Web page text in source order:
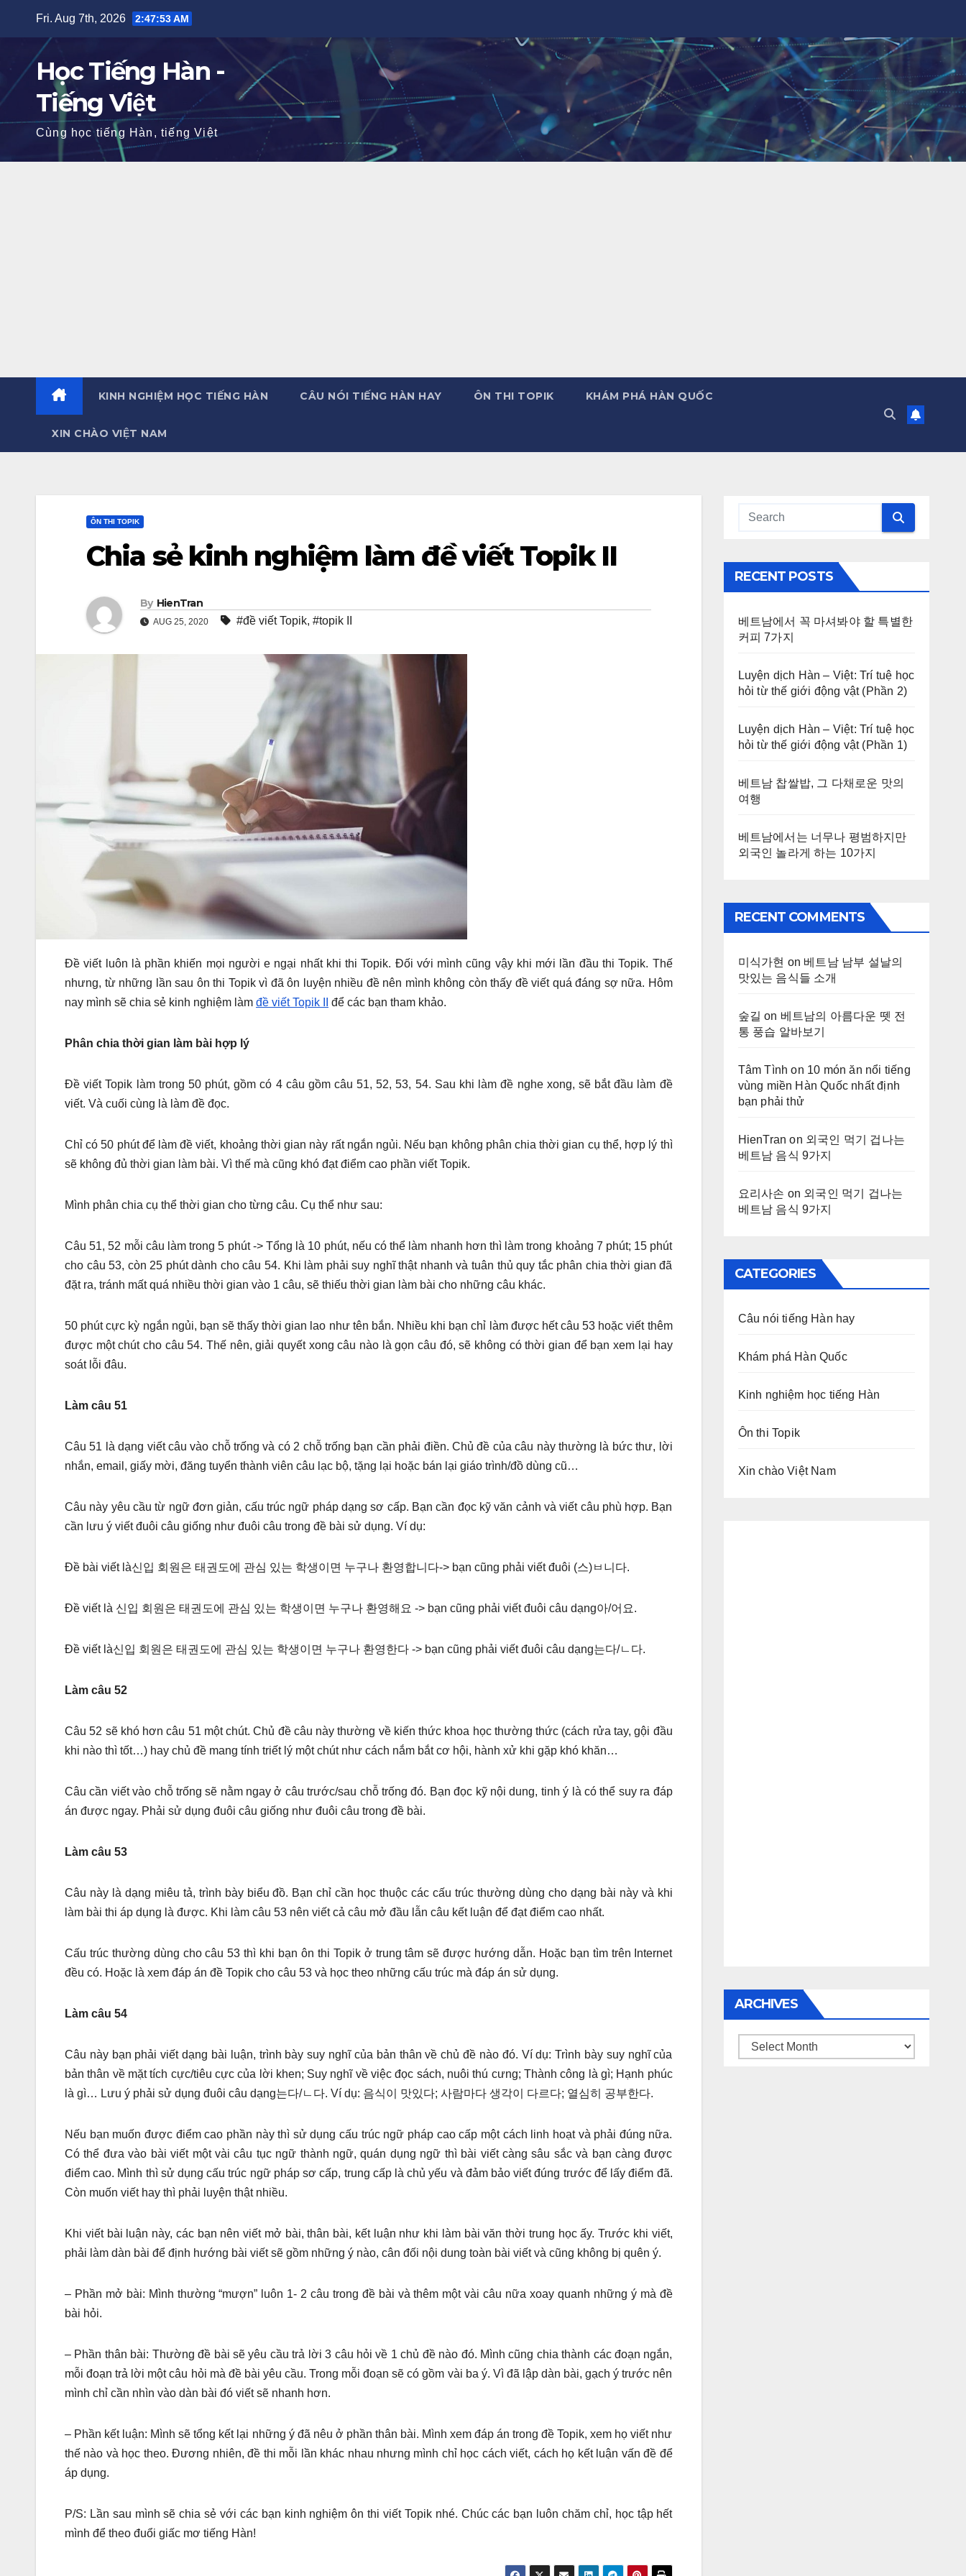
content
Fri. Aug 7th, 2026 2:47:53 AM
Học Tiếng Hàn -
Tiếng Việt
Cùng học tiếng Hàn, tiếng Việt
KINH NGHIỆM HỌC TIẾNG HÀN CÂU NÓI TIẾNG HÀN HAY ÔN THI TOPIK KHÁM PHÁ HÀN QUỐC
XIN CHÀO VIỆT NAM
ÔN THI TOPIK
Chia sẻ kinh nghiệm làm đề viết Topik II
By HienTran
AUG 25, 2020 #đề viết Topik, #topik II
Đề viết luôn là phần khiến mọi người e ngại nhất khi thi Topik. Đối với mình cũng vậy khi mới lần đầu thi Topik. Thế
nhưng, từ những lần sau ôn thi Topik vì đã ôn luyện nhiều đề nên mình không còn thấy đề viết quá đáng sợ nữa. Hôm
nay mình sẽ chia sẻ kinh nghiệm làm đề viết Topik II để các bạn tham khảo.
Phân chia thời gian làm bài hợp lý
Đề viết Topik làm trong 50 phút, gồm có 4 câu gồm câu 51, 52, 53, 54. Sau khi làm đề nghe xong, sẽ bắt đầu làm đề
viết. Và cuối cùng là làm đề đọc.
Chỉ có 50 phút để làm đề viết, khoảng thời gian này rất ngắn ngủi. Nếu bạn không phân chia thời gian cụ thể, hợp lý thì
sẽ không đủ thời gian làm bài. Vì thế mà cũng khó đạt điểm cao phần viết Topik.
Mình phân chia cụ thể thời gian cho từng câu. Cụ thể như sau:
Câu 51, 52 mỗi câu làm trong 5 phút -> Tổng là 10 phút, nếu có thể làm nhanh hơn thì làm trong khoảng 7 phút; 15 phút
cho câu 53, còn 25 phút dành cho câu 54. Khi làm phải suy nghĩ thật nhanh và tuân thủ quy tắc phân chia thời gian đã
đặt ra, tránh mất quá nhiều thời gian vào 1 câu, sẽ thiếu thời gian làm bài cho những câu khác.
50 phút cực kỳ ngắn ngủi, bạn sẽ thấy thời gian lao như tên bắn. Nhiều khi bạn chỉ làm được hết câu 53 hoặc viết thêm
được một chút cho câu 54. Thế nên, giải quyết xong câu nào là gọn câu đó, sẽ không có thời gian để bạn xem lại hay
soát lỗi đâu.
Làm câu 51
Câu 51 là dạng viết câu vào chỗ trống và có 2 chỗ trống bạn cần phải điền. Chủ đề của câu này thường là bức thư, lời
nhắn, email, giấy mời, đăng tuyển thành viên câu lạc bộ, tặng lại hoặc bán lại giáo trình/đồ dùng cũ…
Câu này yêu cầu từ ngữ đơn giản, cấu trúc ngữ pháp dạng sơ cấp. Bạn cần đọc kỹ văn cảnh và viết câu phù hợp. Bạn
cần lưu ý viết đuôi câu giống như đuôi câu trong đề bài sử dụng. Ví dụ:
Đề bài viết là신입 회원은 태권도에 관심 있는 학생이면 누구나 환영합니다-> bạn cũng phải viết đuôi (스)ㅂ니다.
Đề viết là 신입 회원은 태권도에 관심 있는 학생이면 누구나 환영해요 -> bạn cũng phải viết đuôi câu dạng아/어요.
Đề viết là신입 회원은 태권도에 관심 있는 학생이면 누구나 환영한다 -> bạn cũng phải viết đuôi câu dạng는다/ㄴ다.
Làm câu 52
Câu 52 sẽ khó hơn câu 51 một chút. Chủ đề câu này thường về kiến thức khoa học thường thức (cách rửa tay, gội đầu
khi nào thì tốt…) hay chủ đề mang tính triết lý một chút như cách nắm bắt cơ hội, hành xử khi gặp khó khăn…
Câu cần viết vào chỗ trống sẽ nằm ngay ở câu trước/sau chỗ trống đó. Bạn đọc kỹ nội dung, tinh ý là có thể suy ra đáp
án được ngay. Phải sử dụng đuôi câu giống như đuôi câu trong đề bài.
Làm câu 53
Câu này là dạng miêu tả, trình bày biểu đồ. Bạn chỉ cần học thuộc các cấu trúc thường dùng cho dạng bài này và khi
làm bài thi áp dụng là được. Khi làm câu 53 nên viết cả câu mở đầu lẫn câu kết luận để đạt điểm cao nhất.
Cấu trúc thường dùng cho câu 53 thì khi bạn ôn thi Topik ở trung tâm sẽ được hướng dẫn. Hoặc bạn tìm trên Internet
đều có. Hoặc là xem đáp án đề Topik cho câu 53 và học theo những cấu trúc mà đáp án sử dụng.
Làm câu 54
Câu này bạn phải viết dạng bài luận, trình bày suy nghĩ của bản thân về chủ đề nào đó. Ví dụ: Trình bày suy nghĩ của
bản thân về mặt tích cực/tiêu cực của lời khen; Suy nghĩ về việc đọc sách, nuôi thú cưng; Thành công là gì; Hạnh phúc
là gì… Lưu ý phải sử dụng đuôi câu dạng는다/ㄴ다. Ví dụ: 음식이 맛있다; 사람마다 생각이 다르다; 열심히 공부한다.
Nếu bạn muốn được điểm cao phần này thì sử dụng cấu trúc ngữ pháp cao cấp một cách linh hoạt và phải đúng nữa.
Có thể đưa vào bài viết một vài câu tục ngữ thành ngữ, quán dụng ngữ thì bài viết càng sâu sắc và bạn càng được
điểm cao. Mình thì sử dụng cấu trúc ngữ pháp sơ cấp, trung cấp là chủ yếu và đảm bảo viết đúng trước để lấy điểm đã.
Còn muốn viết hay thì phải luyện thật nhiều.
Khi viết bài luận này, các bạn nên viết mở bài, thân bài, kết luận như khi làm bài văn thời trung học ấy. Trước khi viết,
phải làm dàn bài để định hướng bài viết sẽ gồm những ý nào, cân đối nội dung toàn bài viết và cũng không bị quên ý.
– Phần mở bài: Mình thường “mượn” luôn 1- 2 câu trong đề bài và thêm một vài câu nữa xoay quanh những ý mà đề
bài hỏi.
– Phần thân bài: Thường đề bài sẽ yêu cầu trả lời 3 câu hỏi về 1 chủ đề nào đó. Mình cũng chia thành các đoạn ngắn,
mỗi đoạn trả lời một câu hỏi mà đề bài yêu cầu. Trong mỗi đoạn sẽ có gồm vài ba ý. Vì đã lập dàn bài, gạch ý trước nên
mình chỉ cần nhìn vào dàn bài đó viết sẽ nhanh hơn.
– Phần kết luận: Mình sẽ tổng kết lại những ý đã nêu ở phần thân bài. Mình xem đáp án trong đề Topik, xem họ viết như
thế nào và học theo. Đương nhiên, đề thi mỗi lần khác nhau nhưng mình chỉ học cách viết, cách họ kết luận vấn đề để
áp dụng.
P/S: Lần sau mình sẽ chia sẻ với các bạn kinh nghiệm ôn thi viết Topik nhé. Chúc các bạn luôn chăm chỉ, học tập hết
mình để theo đuổi giấc mơ tiếng Hàn!
RECENT POSTS
베트남에서 꼭 마셔봐야 할 특별한
커피 7가지
Luyện dịch Hàn – Việt: Trí tuệ học
hỏi từ thế giới động vật (Phần 2)
Luyện dịch Hàn – Việt: Trí tuệ học
hỏi từ thế giới động vật (Phần 1)
베트남 찹쌀밥, 그 다채로운 맛의
여행
베트남에서는 너무나 평범하지만
외국인 놀라게 하는 10가지
RECENT COMMENTS
미식가현 on 베트남 남부 설날의
맛있는 음식들 소개
숲길 on 베트남의 아름다운 뗏 전
통 풍습 알바보기
Tâm Tình on 10 món ăn nổi tiếng
vùng miền Hàn Quốc nhất định
bạn phải thử
HienTran on 외국인 먹기 겁나는
베트남 음식 9가지
요리사손 on 외국인 먹기 겁나는
베트남 음식 9가지
CATEGORIES
Câu nói tiếng Hàn hay
Khám phá Hàn Quốc
Kinh nghiệm học tiếng Hàn
Ôn thi Topik
Xin chào Việt Nam
ARCHIVES
Archives